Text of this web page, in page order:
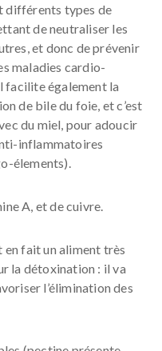
différents types de
de neutraliser les
et donc de prévenir
maladies cardio-
facilite également la
de bile du foie, et c’est
du miel, pour adoucir
inflammatoires
élements).
A, et de cuivre.
en fait un aliment très
la détoxination : il va
l’élimination des